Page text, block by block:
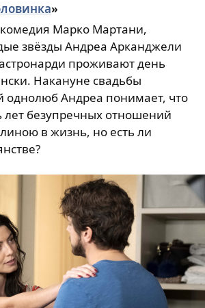
»
Марко Мартани,
звёзды Андреа Арканджели
проживают день
Накануне свадьбы
однолюб Андреа понимает, что
лет безупречных отношений
в жизнь, но есть ли